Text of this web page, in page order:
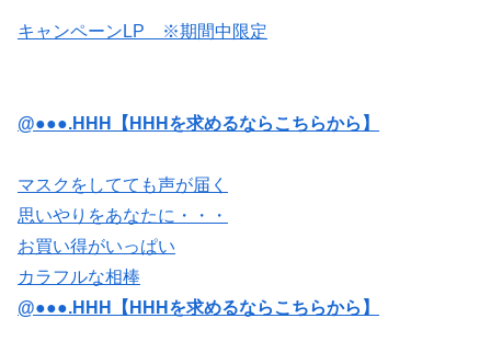
キャンペーンLP ※期間中限定
@●●●.HHH【HHHを求めるならこちらから】
マスクをしてても声が届く
思いやりをあなたに・・・
お買い得がいっぱい
カラフルな相棒
@●●●.HHH【HHHを求めるならこちらから】